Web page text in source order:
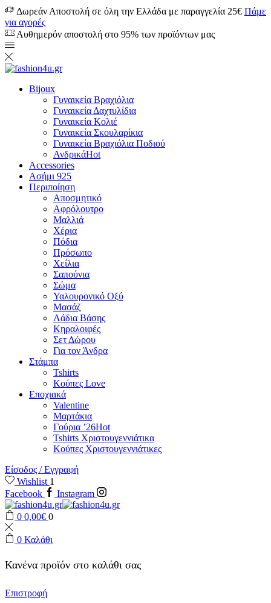
Δωρεάν Αποστολή σε όλη την Ελλάδα με παραγγελία 25€ Πάμε
για αγορές
Αυθημερόν αποστολή στο 95% των προϊόντων μας
Bijoux
Γυναικεία Βραχιόλια
Γυναικεία Δαχτυλίδια
Γυναικεία Κολιέ
Γυναικεία Σκουλαρίκια
Γυναικεία Βραχιόλια Ποδιού
ΑνδρικάHot
Accessories
Ασήμι 925
Περιποίηση
Αποσμητικό
Αφρόλουτρο
Μαλλιά
Χέρια
Πόδια
Πρόσωπο
Χείλια
Σαπούνια
Σώμα
Υαλουρονικό Οξύ
Μασάζ
Λάδια Βάσης
Κηραλοιφές
Σετ Δώρου
Για τον Άνδρα
Στάμπα
Tshirts
Κούπες Love
Εποχιακά
Valentine
Μαρτάκια
Γούρια ’26Hot
Tshirts Χριστουγεννιάτικα
Κούπες Χριστουγεννιάτικες
Είσοδος / Εγγραφή
Wishlist 1
Facebook
Instagram
0 0,00€ 0
0 Καλάθι
Κανένα προϊόν στο καλάθι σας
Επιστροφή